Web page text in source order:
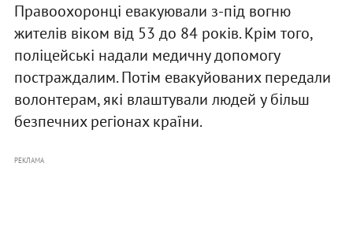
Правоохоронці евакуювали з-під вогню
жителів віком від 53 до 84 років. Крім того,
поліцейські надали медичну допомогу
постраждалим. Потім евакуйованих передали
волонтерам, які влаштували людей у більш
безпечних регіонах країни.
РЕКЛАМА